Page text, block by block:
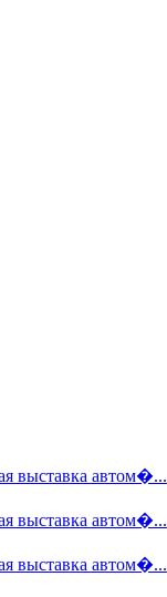
выставка автом�...
выставка автом�...
выставка автом�...